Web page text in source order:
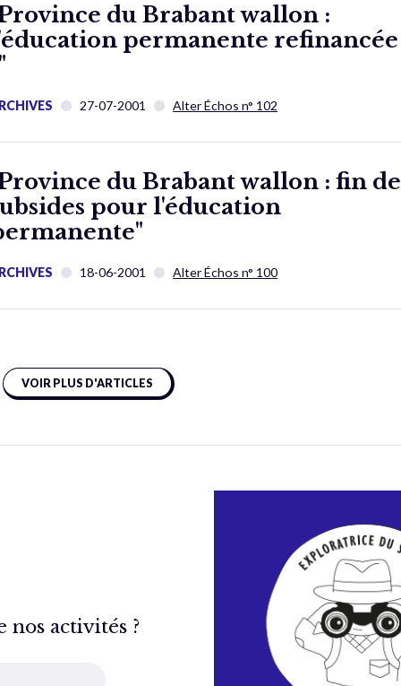
du Brabant wallon :
permanente refinancée
27-07-2001 Alter Échos n° 102
du Brabant wallon : fin
pour l'éducation
18-06-2001 Alter Échos n° 100
VOIR PLUS D'ARTICLES
activités ?